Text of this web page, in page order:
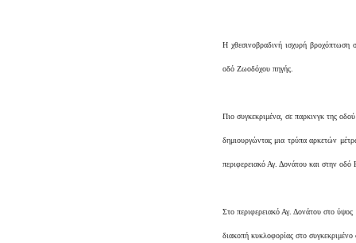
Η χθεσινοβραδινή ισχυρή βροχόπτωση
οδό Ζωοδόχου πηγής.
Πιο συγκεκριμένα, σε παρκινγκ της
δημιουργώντας μια τρύπα αρκετών
περιφερειακό Αγ. Δονάτου και στην
Στο περιφερειακό Αγ. Δονάτου στο
διακοπή κυκλοφορίας στο συγκεκριμένο